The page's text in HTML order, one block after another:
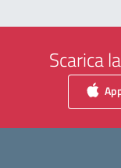
Scarica